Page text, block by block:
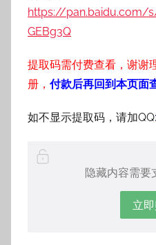
https://pan.baidu.com/
GEBg3Q
提取码需付费查看，谢谢
册， 付款后再回到本页面
如不显示提取码，请加QQ:
隐藏内容需要
立